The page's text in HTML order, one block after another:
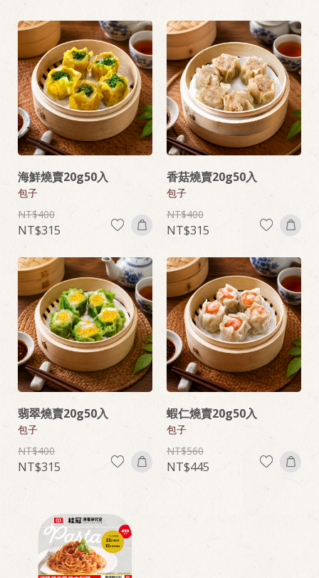
海鮮燒賣20g50入
包子
400
315
香菇燒賣20g50入
包子
400
315
翡翠燒賣20g50入
包子
400
315
蝦仁燒賣20g50入
包子
560
445